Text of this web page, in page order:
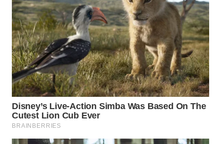
WN
CIREBON
WN
INDRAMAYU
WN
KUNINGAN
WN